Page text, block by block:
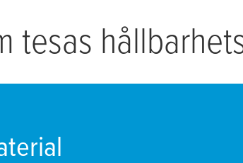
tesas